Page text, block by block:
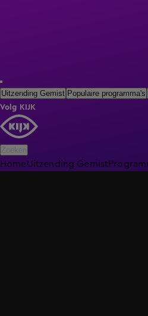
Uitzending Gemist Populaire programma's
Volg KIJK
HomeUitzending Gemist